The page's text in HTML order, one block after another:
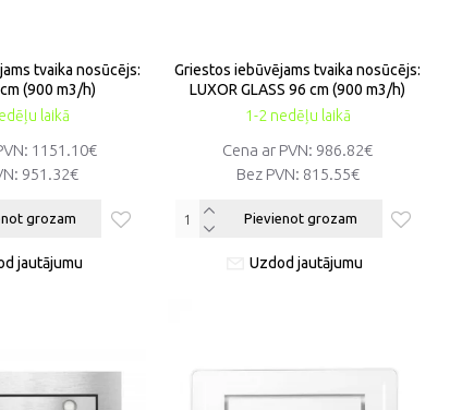
laikā
tvaika nosūcējs:
(900 m3/h)
1151.10€
951.32€
grozam
jautājumu
1-2 nedēļu laikā
Griestos iebūvējams tvaika nosūcējs:
LUXOR GLASS 96 cm (900 m3/h)
Cena ar PVN: 986.82€
Bez PVN: 815.55€
Pievienot grozam
Uzdod jautājumu